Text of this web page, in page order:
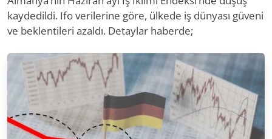
kaydedildi. Ifo verilerine göre, ülkede iş dünyası güveni
ve beklentileri azaldı. Detaylar haberde;